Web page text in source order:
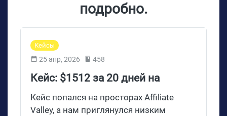
подробно.
Кейсы
25 апр, 2026 458
Кейс: $1512 за 20 дней на
попандер трафике Clickaine,
Adult Smartlink CPA House
Кейс попался на просторах Affiliate
Valley, а нам приглянулся низким